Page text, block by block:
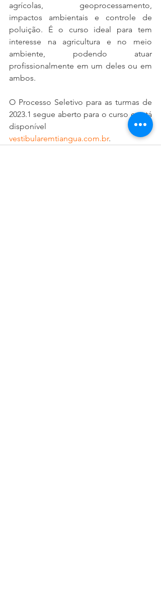
agrícolas, geoprocessamento,
impactos ambientais e controle de
poluição. É o curso ideal para tem
interesse na agricultura e no meio
ambiente, podendo atuar
profissionalmente em um deles ou em
ambos.
O Processo Seletivo para as turmas de
2023.1 segue aberto para o curso e está
disponível em:
vestibularemtiangua.com.br.